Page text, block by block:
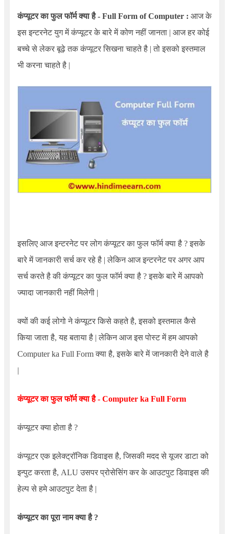
कंप्यूटर का फुल फॉर्म क्या है - Full Form of Computer: आज के
इस इन्टरनेट युग में कंप्यूटर के बारे में कोण नहीं जानता | आज हर कोई
बच्चे से लेकर बूढ़े तक कंप्यूटर सिखना चाहते है | तो इसको इस्तमाल
भी करना चाहते है |
इसलिए आज इन्टरनेट पर लोग कंप्यूटर का फुल फॉर्म क्या है ? इसके
बारे में जानकारी सर्च कर रहे है | लेकिन आज इन्टरनेट पर अगर आप
सर्च करते है की कंप्यूटर का फुल फॉर्म क्या है ? इसके बारे में आपको
ज्यादा जानकारी नहीं मिलेगी |
क्यों की कई लोगो ने कंप्यूटर किसे कहते है, इसको इस्तमाल कैसे
किया जाता है, यह बताया है | लेकिन आज इस पोस्ट में हम आपको
Computer ka Full Formक्या है, इसके बारे में जानकारी देने वाले है
|
कंप्यूटर का फुल फॉर्म क्या है - Computer ka Full Form
कंप्यूटर क्या होता है ?
कंप्यूटर एक इलेक्ट्रॉनिक डिवाइस है, जिसकी मदद से यूजर डाटा को
इन्पुट करता है, ALU उसपर प्रोसेसिंग कर के आउटपुट डिवाइस की
हेल्प से हमे आउटपुट देता है |
कंप्यूटर का पूरा नाम क्या है ?